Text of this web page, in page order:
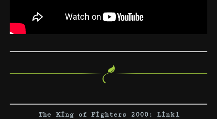
The King of Fighters 2000: Link1